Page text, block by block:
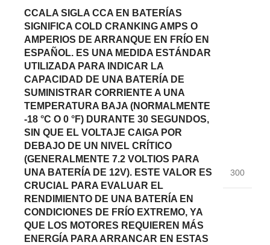
CCA LA SIGLA CCA EN BATERÍAS
SIGNIFICA COLD CRANKING AMPS O
AMPERIOS DE ARRANQUE EN FRÍO EN
ESPAÑOL. ES UNA MEDIDA ESTÁNDAR
UTILIZADA PARA INDICAR LA
CAPACIDAD DE UNA BATERÍA DE
SUMINISTRAR CORRIENTE A UNA
TEMPERATURA BAJA (NORMALMENTE
-18 °C O 0 °F) DURANTE 30 SEGUNDOS,
SIN QUE EL VOLTAJE CAIGA POR
DEBAJO DE UN NIVEL CRÍTICO
(GENERALMENTE 7.2 VOLTIOS PARA
UNA BATERÍA DE 12V). ESTE VALOR ES
CRUCIAL PARA EVALUAR EL
RENDIMIENTO DE UNA BATERÍA EN
CONDICIONES DE FRÍO EXTREMO, YA
QUE LOS MOTORES REQUIEREN MÁS
ENERGÍA PARA ARRANCAR EN ESTAS
300